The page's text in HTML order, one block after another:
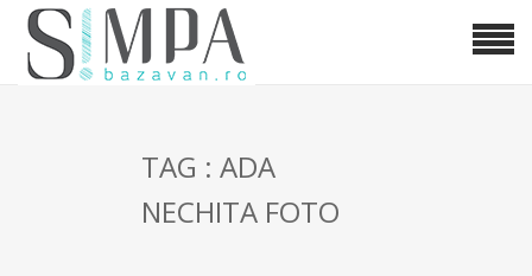
TAG : ADA
NECHITA FOTO